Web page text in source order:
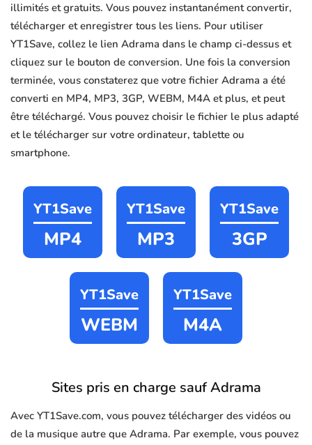
illimités et gratuits. Vous pouvez instantanément convertir,
télécharger et enregistrer tous les liens. Pour utiliser
YT1Save, collez le lien Adrama dans le champ ci-dessus et
cliquez sur le bouton de conversion. Une fois la conversion
terminée, vous constaterez que votre fichier Adrama a été
converti en MP4, MP3, 3GP, WEBM, M4A et plus, et peut
être téléchargé. Vous pouvez choisir le fichier le plus adapté
et le télécharger sur votre ordinateur, tablette ou
smartphone.
YT1Save
MP4
YT1Save
MP3
YT1Save
3GP
YT1Save
WEBM
YT1Save
M4A
Sites pris en charge sauf Adrama
Avec YT1Save.com, vous pouvez télécharger des vidéos ou
de la musique autre que Adrama. Par exemple, vous pouvez